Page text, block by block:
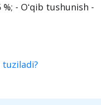
- Oʻqib tushunish -